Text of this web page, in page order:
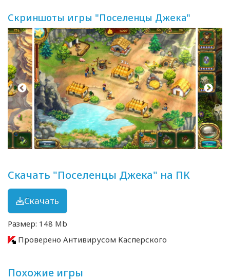
Скриншоты игры "Поселенцы Джека"
Скачать "Поселенцы Джека" на ПК
Скачать
Размер: 148 Mb
Проверено Антивирусом Касперского
Похожие игры